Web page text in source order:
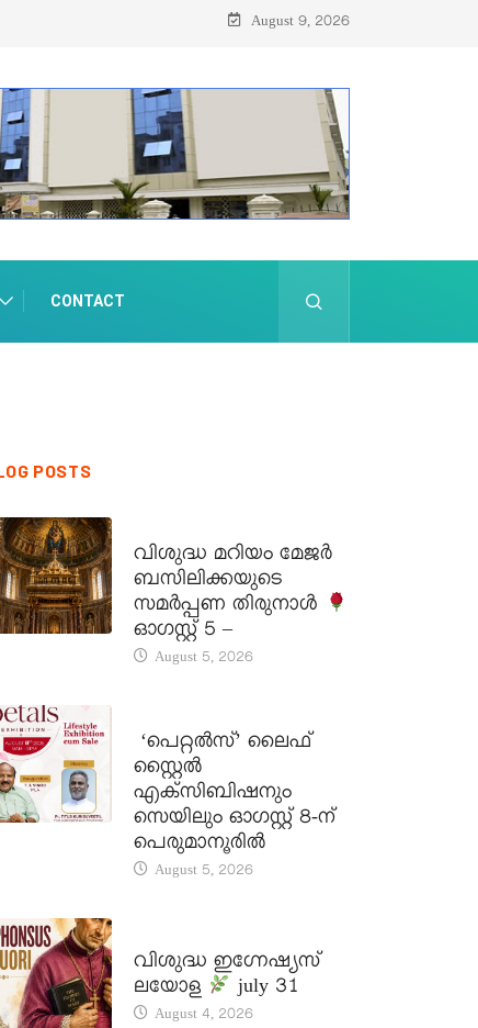
August 9, 2026
CONTACT
POSTS
വിശുദ്ധ മറിയം മേജർ
ബസിലിക്കയുടെ
സമർപ്പണ തിരുനാൾ
ഓഗസ്റ്റ് 5 –
August 5, 2026
‘പെറ്റൽസ്’ ലൈഫ്
സ്റ്റൈൽ
എക്സിബിഷനും
സെയിലും ഓഗസ്റ്റ് 8-ന്
പെരുമാനൂരിൽ
August 5, 2026
വിശുദ്ധ ഇഗ്നേഷ്യസ്
ലയോള
july 31
August 4, 2026